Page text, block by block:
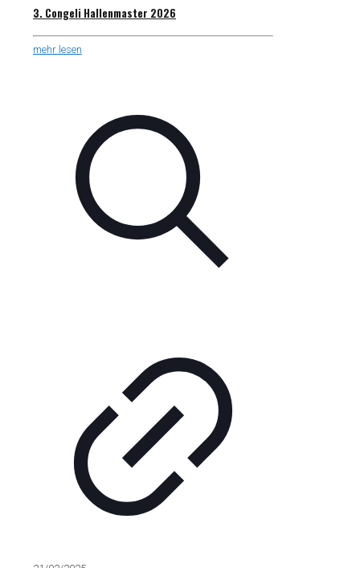
3. Congeli Hallenmaster 2026
mehr lesen